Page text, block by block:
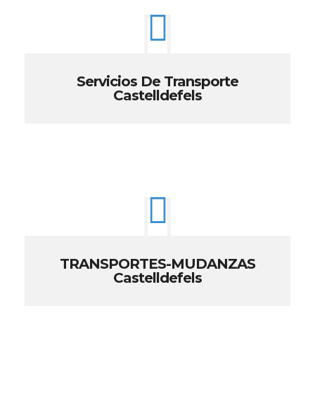
Servicios De Transporte
Castelldefels
TRANSPORTES-MUDANZAS
Castelldefels